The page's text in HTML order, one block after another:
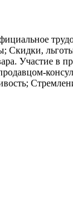
Скидки,
Участие в